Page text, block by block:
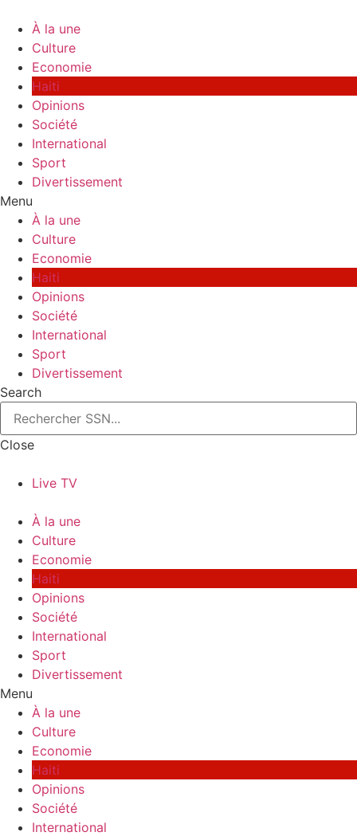
content
À la une
Culture
Economie
Haiti
Opinions
Société
International
Sport
Divertissement
Menu
À la une
Culture
Economie
Haiti
Opinions
Société
International
Sport
Divertissement
Search
Close
Live TV
À la une
Culture
Economie
Haiti
Opinions
Société
International
Sport
Divertissement
Menu
À la une
Culture
Economie
Haiti
Opinions
Société
International